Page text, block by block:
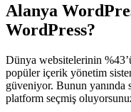
Alanya
WordPress?
Dünya websitelerinin
popüler içerik yönetim
güveniyor. Bunun
platform seçmiş